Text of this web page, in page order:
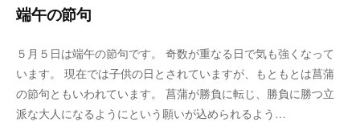
端午の節句
５月５日は端午の節句です。 奇数が重なる日で気も強くなって
います。 現在では子供の日とされていますが、もともとは菖蒲
の節句ともいわれています。 菖蒲が勝負に転じ、勝負に勝つ立
派な大人になるようにという願いが込められるよう…